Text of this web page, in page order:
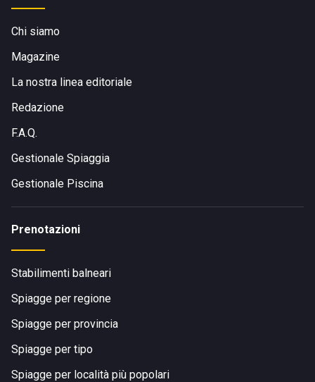
Chi siamo
Magazine
La nostra linea editoriale
Redazione
F.A.Q.
Gestionale Spiaggia
Gestionale Piscina
Prenotazioni
Stabilimenti balneari
Spiagge per regione
Spiagge per provincia
Spiagge per tipo
Spiagge per località più popolari